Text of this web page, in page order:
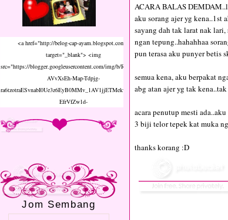
<a href="http://belog-cap-ayam.blogspot.com/"
target="_blank"> <img
src="https://blogger.googleusercontent.com/img/b/R29vZ2xl/
AVvXsEh-Map-Tdpjg-
ra6tzotraESvnabI0Ue3z6EyB0MMv_1AV1jjETMekwrwZIt0P
EfrVfZw1d-
uj_j2gvnMXXE1VLyEKogzbUNwMQac054lzTluHfqHavBbb
jd_b1uQDNphVHsLuC0NFv2I8/s1600/zhbanner.gif"
Jom Sembang
ACARA BALAS
aku sorang ajer yg kena..1st
sayang dah tak larat nak
ngan tepung..hahahhaa
pun terasa aku punyer betis
semua kena, aku berpakat
abg atan ajer yg tak
acara penutup mesti
3 biji telor tepek kat muka
thanks korang :D